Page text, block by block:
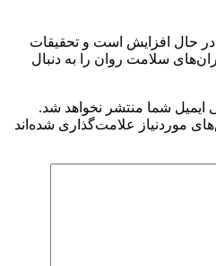
حال افزایش است و تحقیقات
سلامت روان را به دنبال
ایمیل شما منتشر نخواهد شد.
موردنیاز علامت‌گذاری شده‌اند